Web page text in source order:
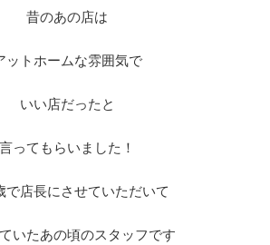
昔のあの店は
ットホームな雰囲気で
いい店だったと
言ってもらいました！
で店長にさせていただいて
いたあの頃のスタッフです